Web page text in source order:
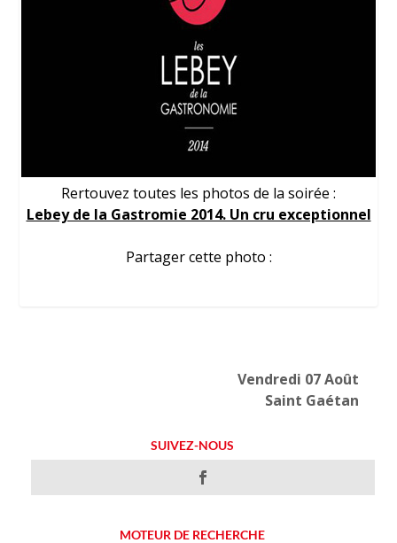
Rertouvez toutes les photos de la soirée :
Lebey de la Gastromie 2014. Un cru exceptionnel
Partager cette photo :
Vendredi 07 Août
Saint Gaétan
SUIVEZ-NOUS
MOTEUR DE RECHERCHE